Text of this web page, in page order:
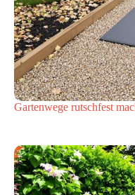
Gartenwege rutschfest